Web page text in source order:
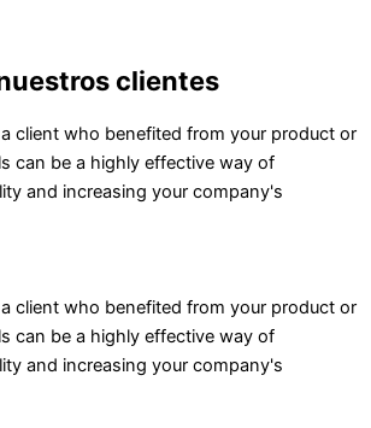
clientes
client who benefited from your product or
can be a highly effective way of
and increasing your company's
client who benefited from your product or
can be a highly effective way of
and increasing your company's